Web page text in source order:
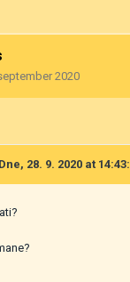
2020
28. 9. 2020 at 14:43: